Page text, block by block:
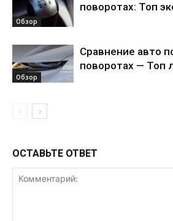
Обзор
поворотах: Топ
Обзор
Сравнение авто
поворотах — Топ
ОСТАВЬТЕ ОТВЕТ